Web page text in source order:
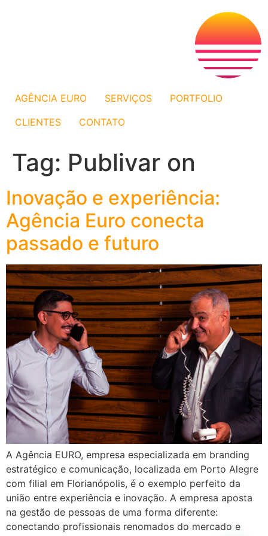
AGÊNCIA EURO SERVIÇOS
PORTFOLIO
CLIENTES
CONTATO
Tag: Publivar on
Inovação e experiência:
Agência Euro conecta
passado e futuro
A Agência EURO, empresa especializada em branding
estratégico e comunicação, localizada em Porto Alegre
com filial em Florianópolis, é o exemplo perfeito da
união entre experiência e inovação. A empresa aposta
na gestão de pessoas de uma forma diferente:
conectando profissionais renomados do mercado e